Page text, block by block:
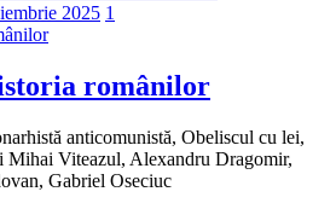
2025 1
românilor
anticomunistă, Obeliscul cu lei,
Mihai Viteazul, Alexandru Dragomir,
Gabriel Oseciuc